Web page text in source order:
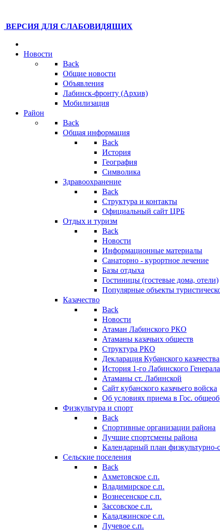
ВЕРСИЯ ДЛЯ СЛАБОВИДЯЩИХ
Новости
Back
Общие новости
Объявления
Лабинск-фронту (Архив)
Мобилизация
Район
Back
Общая информация
Back
История
География
Символика
Здравоохранение
Back
Структура и контакты
Официальный сайт ЦРБ
Отдых и туризм
Back
Новости
Информационные материалы
Санаторно - курортное лечение
Базы отдыха
Гостиницы (гостевые дома, отели)
Популярные объекты
Казачество
Back
Новости
Атаман Лабинского РКО
Атаманы казачьих обществ
Структура РКО
Декларация Кубанского казачества
История 1-го Лабинского
Атаманы ст. Лабинской
Cайт кубанского казачьего войска
Об условиях приема в Гос.
Физкультура и спорт
Back
Спортивные организации района
Лучшие спортсмены района
Календарный план
Сельские поселения
Back
Ахметовское с.п.
Владимирское с.п.
Вознесенское с.п.
Зассовское с.п.
Каладжинское с.п.
Лучевое с.п.